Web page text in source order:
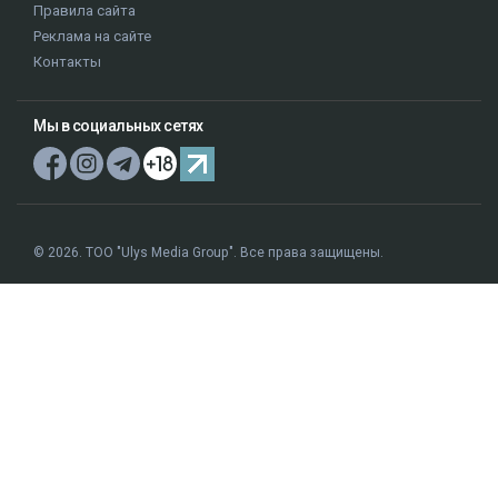
Правила сайта
Реклама на сайте
Контакты
Мы в социальных сетях
© 2026. ТОО "Ulys Media Group". Все права защищены.